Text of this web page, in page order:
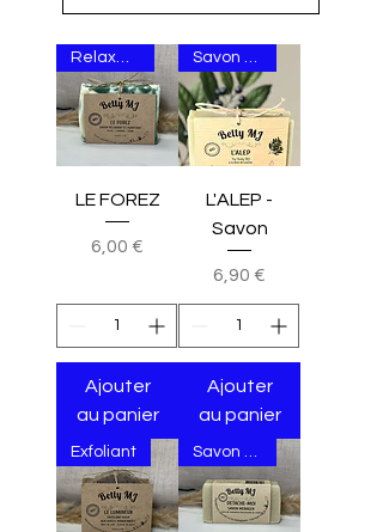
Relaxant et purifiant
LE FOREZ
Prix
6,00 €
Ajouter
au panier
Savon d'Alep
L'ALEP -
Savon
Prix
6,90 €
Ajouter
au panier
Exfoliant Savon ménager